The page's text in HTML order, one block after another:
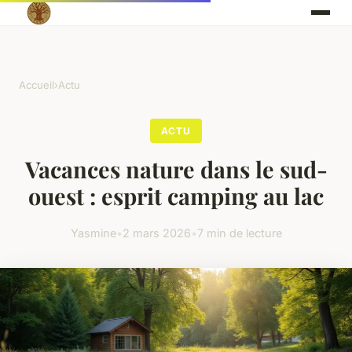
Accueil›Actu
ACTU
Vacances nature dans le sud-
ouest : esprit camping au lac
Yasmine•2 mars 2026•7 min de lecture